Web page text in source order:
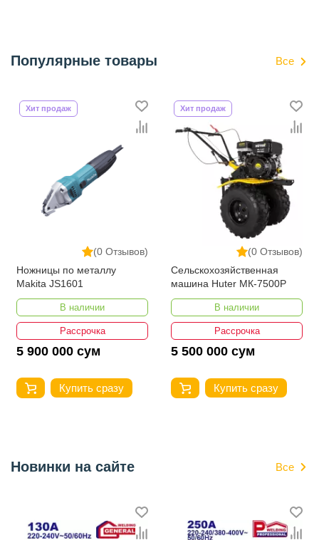
Популярные товары Все
(0 Отзывов)
Хит продаж
Ножницы по металлу
Makita JS1601
В наличии
Рассрочка
5 900 000 сум
Купить сразу
(0 Отзывов)
Хит продаж
Сельскохозяйственная
машина Huter МК-7500P
В наличии
Рассрочка
5 500 000 сум
Купить сразу
Новинки на сайте Все